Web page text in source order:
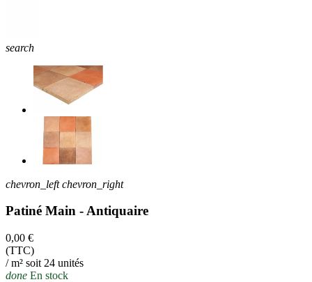
search
chevron_left chevron_right
Patiné Main - Antiquaire
0,00 €
(TTC)
/ m² soit 24 unités
done En stock